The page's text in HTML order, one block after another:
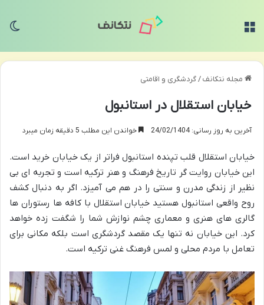
مجله نتکانف/گردشگری و اقامتی
خیابان استقلال در استانبول
آخرین به روز رسانی: 24/02/1404 خواندن این مطلب 5 دقیقه زمان میبرد
خیابان استقلال قلب تپنده استانبول فراتر از یک خیابان خرید است.
این خیابان روایت گر تاریخ فرهنگ و هنر ترکیه است و تجربه ای بی
نظیر از زندگی مدرن و سنتی را در هم می آمیزد. اگر به دنبال کشف
روح واقعی استانبول هستید خیابان استقلال با کافه ها رستوران ها
گالری های هنری و معماری چشم نوازش شما را شگفت زده خواهد
کرد. این خیابان نه تنها یک مقصد گردشگری است بلکه مکانی برای
تعامل با مردم محلی و لمس فرهنگ غنی ترکیه است.